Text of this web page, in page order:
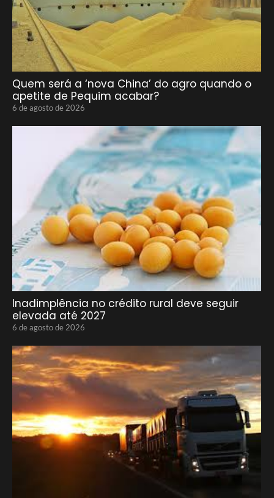
Quem será a ‘nova China’ do agro quando o
apetite de Pequim acabar?
6 de agosto de 2026
Inadimplência no crédito rural deve seguir
elevada até 2027
6 de agosto de 2026